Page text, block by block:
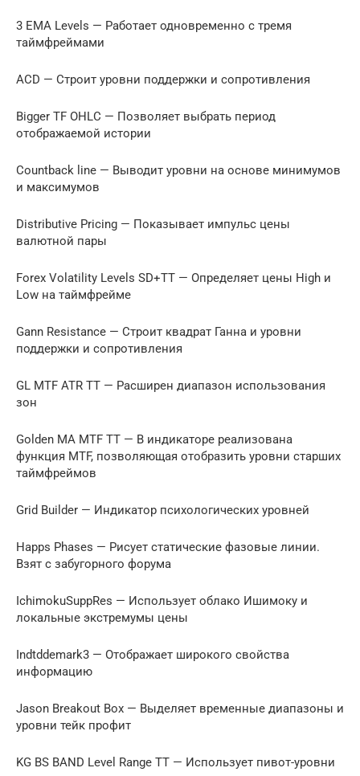
3 EMA Levels — Работает одновременно с тремя
таймфреймами
ACD — Строит уровни поддержки и сопротивления
Bigger TF OHLC — Позволяет выбрать период
отображаемой истории
Countback line — Выводит уровни на основе минимумов
и максимумов
Distributive Pricing — Показывает импульс цены
валютной пары
Forex Volatility Levels SD+TT — Определяет цены High и
Low на таймфрейме
Gann Resistance — Строит квадрат Ганна и уровни
поддержки и сопротивления
GL MTF ATR TT — Расширен диапазон использования
зон
Golden MA MTF TT — В индикаторе реализована
функция MTF, позволяющая отобразить уровни старших
таймфреймов
Grid Builder — Индикатор психологических уровней
Happs Phases — Рисует статические фазовые линии.
Взят с забугорного форума
IchimokuSuppRes — Использует облако Ишимоку и
локальные экстремумы цены
Indtddemark3 — Отображает широкого свойства
информацию
Jason Breakout Box — Выделяет временные диапазоны и
уровни тейк профит
KG BS BAND Level Range TT — Использует пивот-уровни